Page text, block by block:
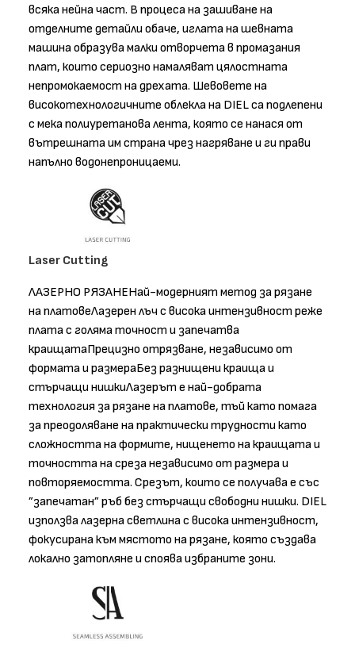
всяка нейна част. В процеса на зашиване на
отделните детайли обаче, иглата на шевната
машина образува малки отворчета в промазания
плат, които сериозно намаляват цялостната
непромокаемост на дрехата. Шевовете на
високотехнологичните облекла на DIEL са подлепени
с мека полиуретанова лента, която се нанася от
вътрешната им страна чрез нагряване и ги прави
напълно водонепроницаеми.
Laser Cutting
ЛАЗЕРНО РЯЗАНЕНай-модерният метод за рязане
на платовеЛазерен лъч с висока интензивност реже
плата с голяма точност и запечатва
краищатаПрецизно отрязване, независимо от
формата и размераБез разнищени краища и
стърчащи нишкиЛазерът е най-добрата
технология за рязане на платове, тъй като помага
за преодоляване на практически трудности като
сложността на формите, нищенето на краищата и
точността на среза независимо от размера и
повторяемостта. Срезът, които се получава е със
”запечатан” ръб без стърчащи свободни нишки. DIEL
използва лазерна светлина с висока интензивност,
фокусирана към мястото на рязане, която създава
локално затопляне и споява избраните зони.